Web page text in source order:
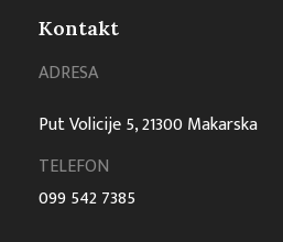
Kontakt
ADRESA
Put Volicije 5, 21300 Makarska
TELEFON
099 542 7385